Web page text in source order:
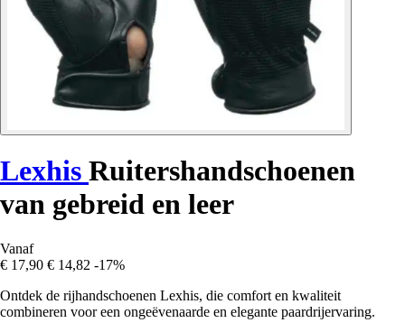
Lexhis Ruitershandschoenen
van gebreid en leer
Vanaf
€ 17,90 € 14,82 -17%
Ontdek de rijhandschoenen Lexhis, die comfort en kwaliteit
combineren voor een ongeëvenaarde en elegante paardrijervaring.